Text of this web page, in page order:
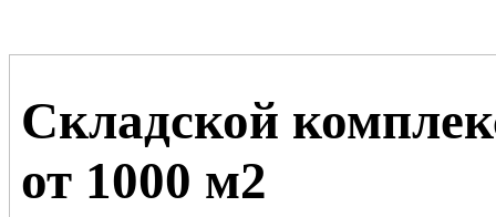
Складской
от 1000 м2